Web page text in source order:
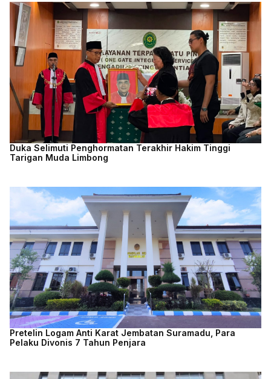
Duka Selimuti Penghormatan Terakhir Hakim Tinggi
Tarigan Muda Limbong
Pretelin Logam Anti Karat Jembatan Suramadu, Para
Pelaku Divonis 7 Tahun Penjara